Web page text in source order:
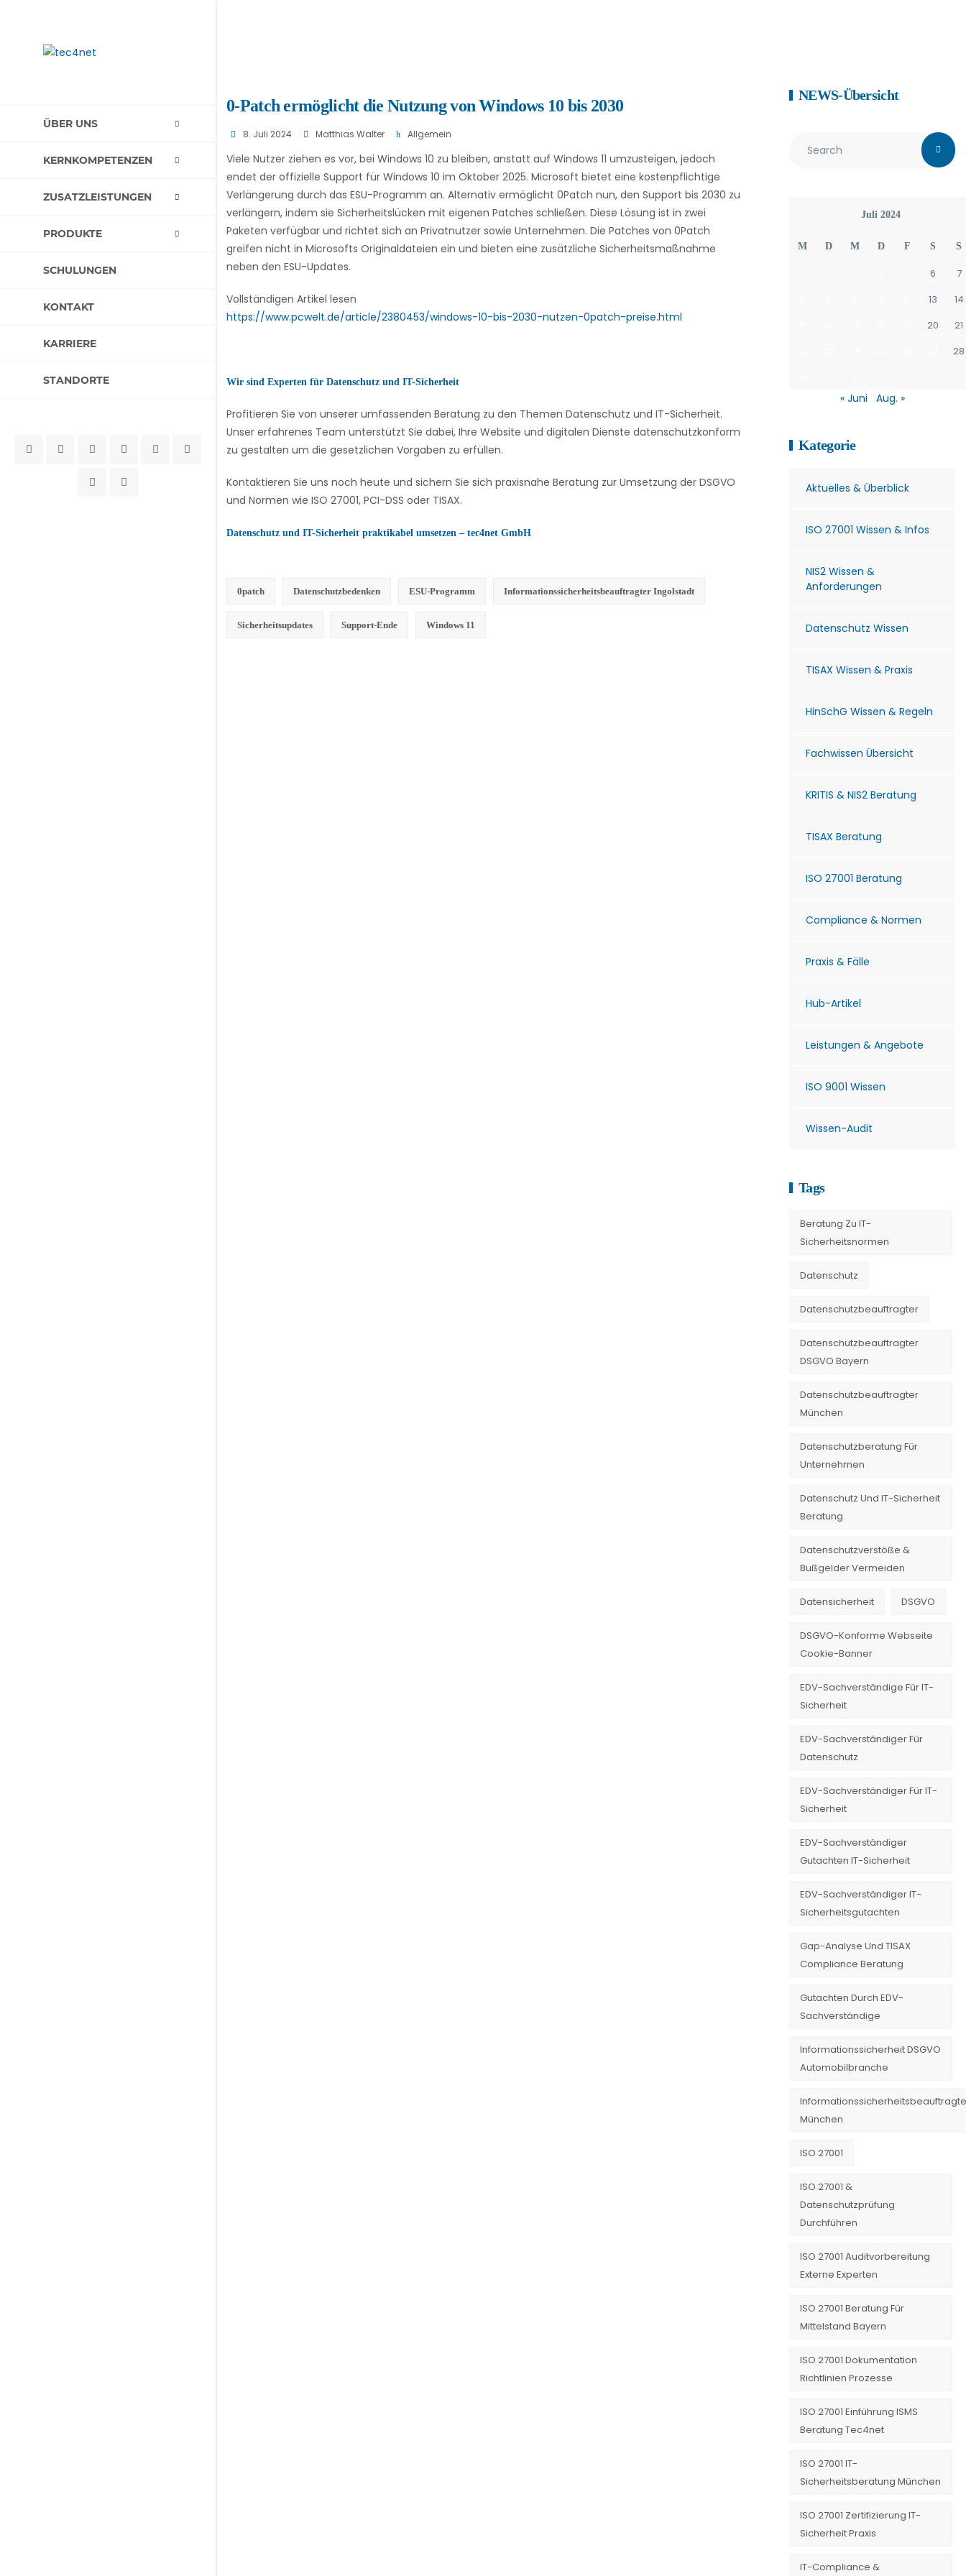
ÜBER UNS
KERNKOMPETENZEN
ZUSATZLEISTUNGEN
PRODUKTE
SCHULUNGEN
KONTAKT
KARRIERE
STANDORTE
0-Patch ermöglicht die Nutzung von Windows 10 bis 2030
8. Juli 2024 Matthias Walter Allgemein
Viele Nutzer ziehen es vor, bei Windows 10 zu bleiben, anstatt auf Windows 11 umzusteigen, jedoch
endet der offizielle Support für Windows 10 im Oktober 2025. Microsoft bietet eine kostenpflichtige
Verlängerung durch das ESU-Programm an. Alternativ ermöglicht 0Patch nun, den Support bis 2030 zu
verlängern, indem sie Sicherheitslücken mit eigenen Patches schließen. Diese Lösung ist in zwei
Paketen verfügbar und richtet sich an Privatnutzer sowie Unternehmen. Die Patches von 0Patch
greifen nicht in Microsofts Originaldateien ein und bieten eine zusätzliche Sicherheitsmaßnahme
neben den ESU-Updates.
Vollständigen Artikel lesen
https://www.pcwelt.de/article/2380453/windows-10-bis-2030-nutzen-0patch-preise.html
Wir sind Experten für Datenschutz und IT-Sicherheit
Profitieren Sie von unserer umfassenden Beratung zu den Themen Datenschutz und IT-Sicherheit.
Unser erfahrenes Team unterstützt Sie dabei, Ihre Website und digitalen Dienste datenschutzkonform
zu gestalten um die gesetzlichen Vorgaben zu erfüllen.
Kontaktieren Sie uns noch heute und sichern Sie sich praxisnahe Beratung zur Umsetzung der DSGVO
und Normen wie ISO 27001, PCI-DSS oder TISAX.
Datenschutz und IT-Sicherheit praktikabel umsetzen – tec4net GmbH
0patch Datenschutzbedenken ESU-Programm Informationssicherheitsbeauftragter Ingolstadt
Sicherheitsupdates Support-Ende Windows 11
NEWS-Übersicht
Juli 2024
M D M D F S S
6
7
13
14
20
21
28
« Juni Aug. »
Kategorie
Aktuelles & Überblick
ISO 27001 Wissen & Infos
NIS2 Wissen &
Anforderungen
Datenschutz Wissen
TISAX Wissen & Praxis
HinSchG Wissen & Regeln
Fachwissen Übersicht
KRITIS & NIS2 Beratung
TISAX Beratung
ISO 27001 Beratung
Compliance & Normen
Praxis & Fälle
Hub-Artikel
Leistungen & Angebote
ISO 9001 Wissen
Wissen-Audit
Tags
Beratung Zu IT-
Sicherheitsnormen
Datenschutz
Datenschutzbeauftragter
Datenschutzbeauftragter
DSGVO Bayern
Datenschutzbeauftragter
München
Datenschutzberatung Für
Unternehmen
Datenschutz Und IT-Sicherheit
Beratung
Datenschutzverstöße &
Bußgelder Vermeiden
Datensicherheit DSGVO
DSGVO-Konforme Webseite
Cookie-Banner
EDV-Sachverständige Für IT-
Sicherheit
EDV-Sachverständiger Für
Datenschutz
EDV-Sachverständiger Für IT-
Sicherheit
EDV-Sachverständiger
Gutachten IT-Sicherheit
EDV-Sachverständiger IT-
Sicherheitsgutachten
Gap-Analyse Und TISAX
Compliance Beratung
Gutachten Durch EDV-
Sachverständige
Informationssicherheit DSGVO
Automobilbranche
München
ISO 27001
ISO 27001 &
Datenschutzprüfung
Durchführen
ISO 27001 Auditvorbereitung
Externe Experten
ISO 27001 Beratung Für
Mittelstand Bayern
ISO 27001 Dokumentation
Richtlinien Prozesse
ISO 27001 Einführung ISMS
Beratung Tec4net
ISO 27001 IT-
Sicherheitsberatung München
ISO 27001 Zertifizierung IT-
Sicherheit Praxis
IT-Compliance &